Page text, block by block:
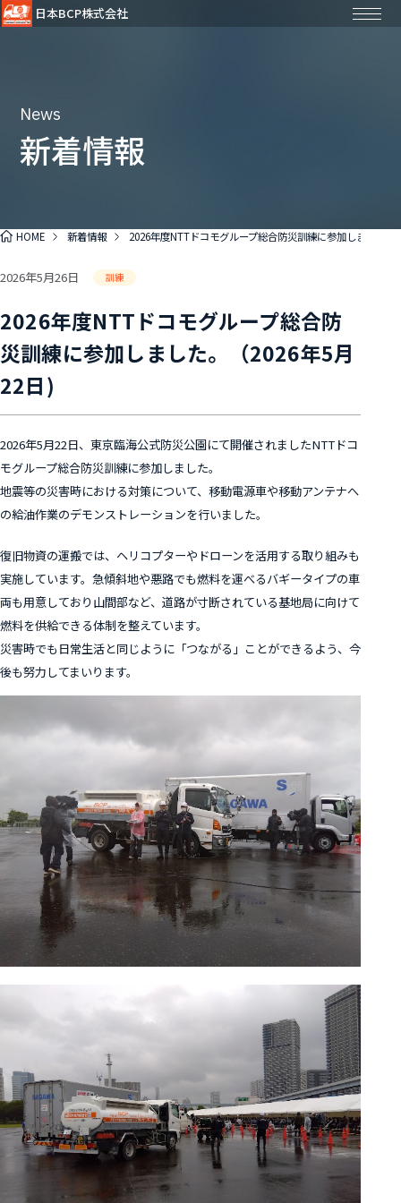
日本BCP株式会社
News
新着情報
HOME 新着情報 2026年度NTTドコモグループ総合防災訓練に参加しました。
2026年5月26日 訓練
2026年度NTTドコモグループ総合防
災訓練に参加しました。（2026年5月
22日)
2026年5月22日、東京臨海公式防災公園にて開催されましたNTTドコ
モグループ総合防災訓練に参加しました。
地震等の災害時における対策について、移動電源車や移動アンテナへ
の給油作業のデモンストレーションを行いました。
復旧物資の運搬では、ヘリコプターやドローンを活用する取り組みも
実施しています。急傾斜地や悪路でも燃料を運べるバギータイプの車
両も用意しており山間部など、道路が寸断されている基地局に向けて
燃料を供給できる体制を整えています。
災害時でも日常生活と同じように「つながる」ことができるよう、今
後も努力してまいります。